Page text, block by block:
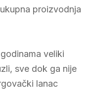
proizvodnja
veliki
sve dok ga nije
lanac